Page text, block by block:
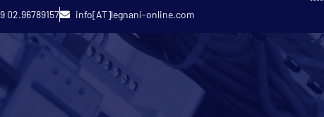
02.96789157 info[AT]legnani-online.com